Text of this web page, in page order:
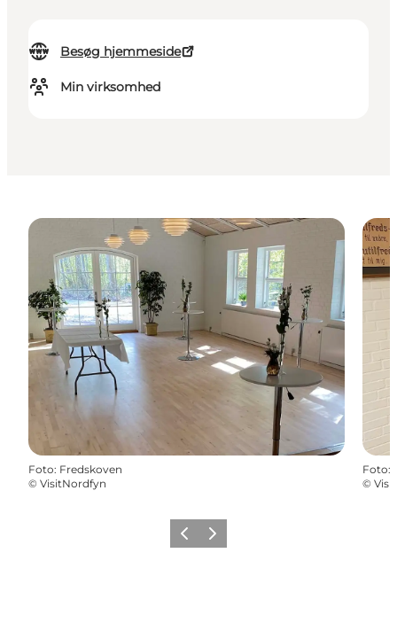
Besøg hjemmeside
Min virksomhed
Foto: Fredskoven
© VisitNordfyn
Foto:
©
Forrige billede
Næste billede